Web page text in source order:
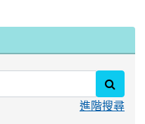
進階搜尋